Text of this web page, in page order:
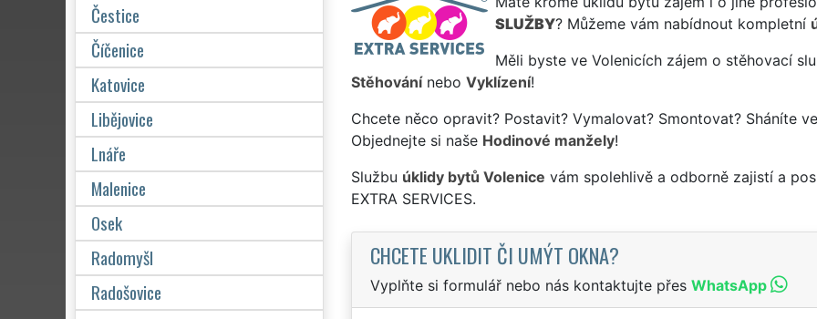
SLUŽBY? Můžeme vám nabídnout kompletní
Měli byste ve Volenicích zájem o stěhovací
Stěhovánínebo Vyklízení!
Chcete něco opravit? Postavit? Vymalovat? Smontovat? Sháníte
Objednejte si naše Hodinové manžely!
Službu úklidy bytů Volenice vám spolehlivě a odborně zajistí a
EXTRA SERVICES.
CHCETE UKLIDIT ČI UMÝT OKNA?
Vyplňte si formulář nebo nás kontaktujte přes WhatsApp
Čestice
Číčenice
Katovice
Libějovice
Lnáře
Malenice
Osek
Radomyšl
Radošovice